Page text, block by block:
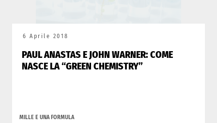
6 Aprile 2018
PAUL ANASTAS E JOHN WARNER: COME
NASCE LA “GREEN CHEMISTRY”
MILLE E UNA FORMULA